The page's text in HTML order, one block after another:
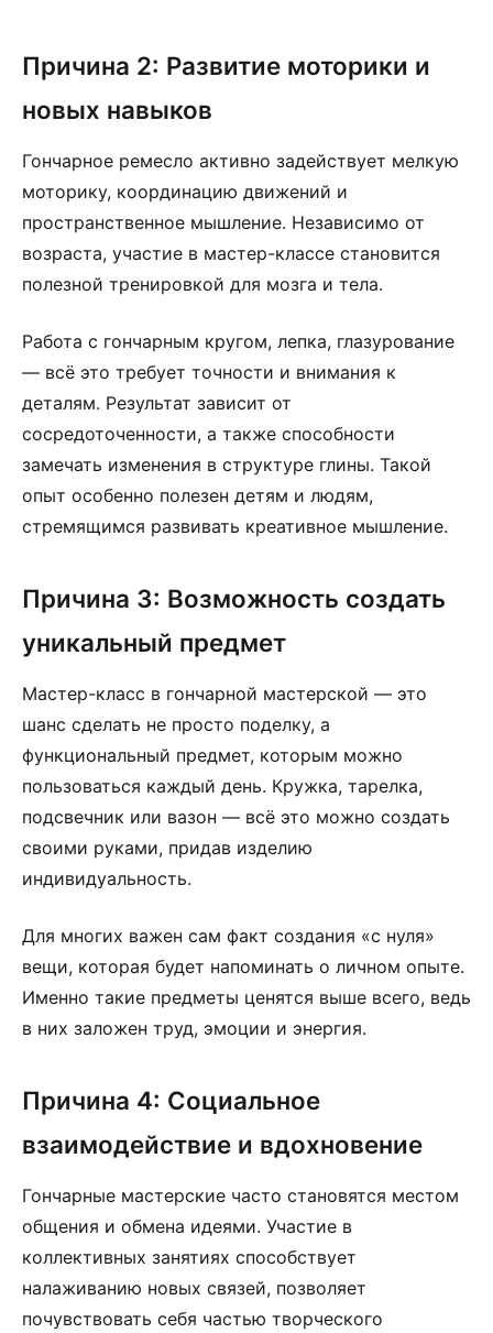
Причина 2: Развитие моторики и
новых навыков
Гончарное ремесло активно задействует мелкую
моторику, координацию движений и
пространственное мышление. Независимо от
возраста, участие в мастер-классе становится
полезной тренировкой для мозга и тела.
Работа с гончарным кругом, лепка, глазурование
— всё это требует точности и внимания к
деталям. Результат зависит от
сосредоточенности, а также способности
замечать изменения в структуре глины. Такой
опыт особенно полезен детям и людям,
стремящимся развивать креативное мышление.
Причина 3: Возможность создать
уникальный предмет
Мастер-класс в гончарной мастерской — это
шанс сделать не просто поделку, а
функциональный предмет, которым можно
пользоваться каждый день. Кружка, тарелка,
подсвечник или вазон — всё это можно создать
своими руками, придав изделию
индивидуальность.
Для многих важен сам факт создания «с нуля»
вещи, которая будет напоминать о личном опыте.
Именно такие предметы ценятся выше всего, ведь
в них заложен труд, эмоции и энергия.
Причина 4: Социальное
взаимодействие и вдохновение
Гончарные мастерские часто становятся местом
общения и обмена идеями. Участие в
коллективных занятиях способствует
налаживанию новых связей, позволяет
почувствовать себя частью творческого